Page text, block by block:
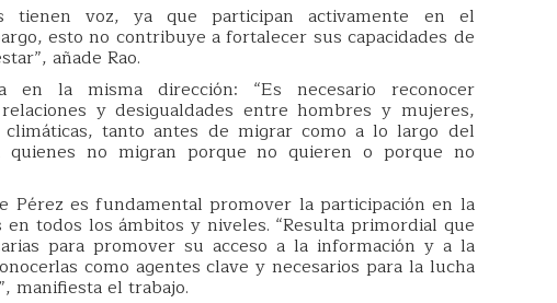
tienen voz, ya que participan activamente en el
esto no contribuye a fortalecer sus capacidades de
añade Rao.
en la misma dirección: “Es necesario reconocer
y desigualdades entre hombres y mujeres,
tanto antes de migrar como a lo largo del
quienes no migran porque no quieren o porque no
Pérez es fundamental promover la participación en la
todos los ámbitos y niveles. “Resulta primordial que
para promover su acceso a la información y a la
como agentes clave y necesarios para la lucha
manifiesta el trabajo.